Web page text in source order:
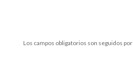
Los campos obligatorios son seguidos por